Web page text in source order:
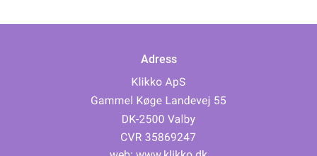
Adress